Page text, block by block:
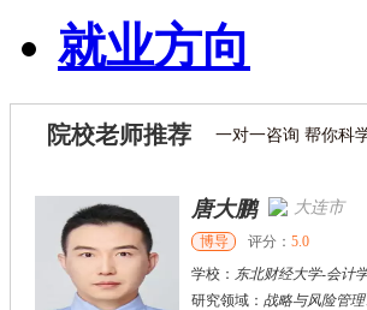
就业方向
院校老师推荐 一对一咨询 帮你科
唐大鹏 大连市
博导 评分： 5.0
学校： 东北财经大学-会计
研究领域： 战略与风险管理、审计与内部控